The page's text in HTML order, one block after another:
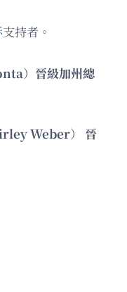
持者。
） 晉級加州總
Weber）
晉